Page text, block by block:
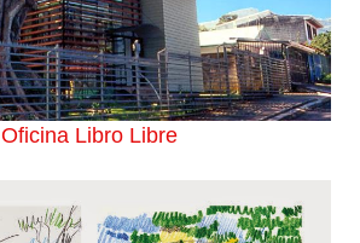
Oficina Libro Libre